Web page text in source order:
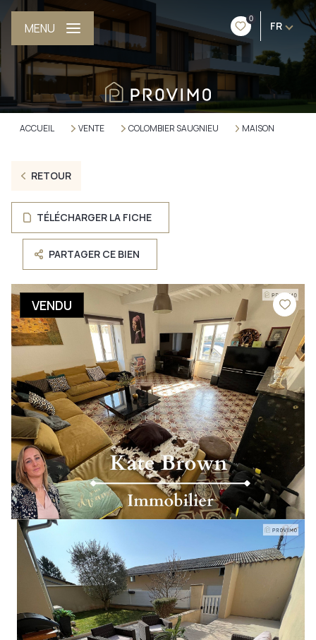
0
FR
MENU
ACCUEIL VENTE COLOMBIER SAUGNIEU MAISON
RETOUR
TÉLÉCHARGER LA FICHE
PARTAGER CE BIEN
VENDU